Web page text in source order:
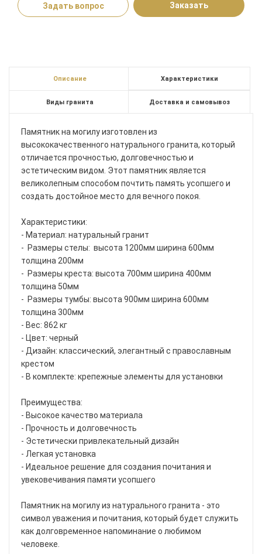
Задать вопрос Заказать
Описание Характеристики
Виды гранита Доставка и самовывоз
Памятник на могилу изготовлен из
высококачественного натурального гранита, который
отличается прочностью, долговечностью и
эстетическим видом. Этот памятник является
великолепным способом почтить память усопшего и
создать достойное место для вечного покоя.
Характеристики:
- Материал: натуральный гранит
- Размеры стелы: высота 1200мм ширина 600мм
толщина 200мм
- Размеры креста: высота 700мм ширина 400мм
толщина 50мм
- Размеры тумбы: высота 900мм ширина 600мм
толщина 300мм
- Вес: 862 кг
- Цвет: черный
- Дизайн: классический, элегантный с православным
крестом
- В комплекте: крепежные элементы для установки
Преимущества:
- Высокое качество материала
- Прочность и долговечность
- Эстетически привлекательный дизайн
- Легкая установка
- Идеальное решение для создания почитания и
увековечивания памяти усопшего
Памятник на могилу из натурального гранита - это
символ уважения и почитания, который будет служить
как долговременное напоминание о любимом
человеке.